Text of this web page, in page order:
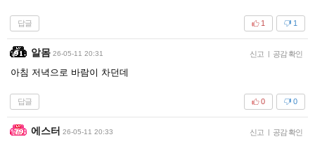
답글 1
1
알몸 26-05-11 20:31 신고 | 공감 확인
아침 저녁으로 바람이 차던데
답글 0
0
에스터 26-05-11 20:33 신고 | 공감 확인